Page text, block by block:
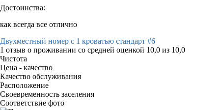
Достоинства:
как всегда все отлично
Двухместный номер с 1 кроватью стандарт #6
1 отзыв о проживании со средней оценкой 10,0 из 10,0
Чистота
Цена - качество
Качество обслуживания
Расположение
Своевременность заселения
Соответствие фото